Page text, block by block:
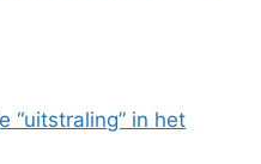
“uitstraling” in het